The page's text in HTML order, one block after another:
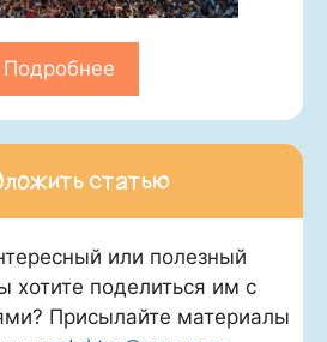
Подробнее
статью
или полезный
хотите поделиться им с
Присылайте материалы